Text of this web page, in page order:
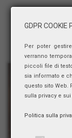
GDPR COOKIE
Per poter
verranno
piccoli file di
sia informato e
questo sito Web.
sulla privacy e sui
Politica sulla